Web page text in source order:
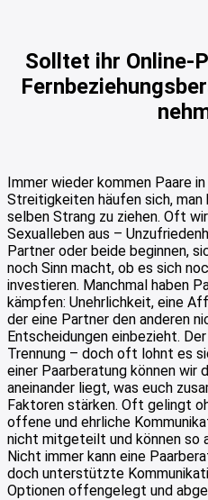
Solltet ihr Online-
Immer wieder kommen Paare
Streitigkeiten häufen sich, man
selben Strang zu ziehen. Oft
Sexualleben aus –
Partner oder beide beginnen,
noch Sinn macht, ob es sich
investieren. Manchmal haben
kämpfen: Unehrlichkeit, eine
der eine Partner den anderen
Entscheidungen einbezieht.
Trennung – doch oft lohnt es
einer Paarberatung können wir
aneinander liegt, was euch
Faktoren stärken. Oft gelingt
offene und ehrliche
nicht mitgeteilt und können so
Nicht immer kann eine
doch unterstützte
Optionen offengelegt und